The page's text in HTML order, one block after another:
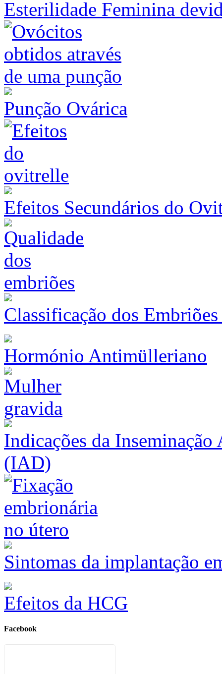
Esterilidade Feminina
Punção Ovárica
Efeitos Secundários do
Classificação dos
Hormónio Antimülleriano
Indicações da
(IAD)
Sintomas da implantação
Efeitos da HCG
Facebook